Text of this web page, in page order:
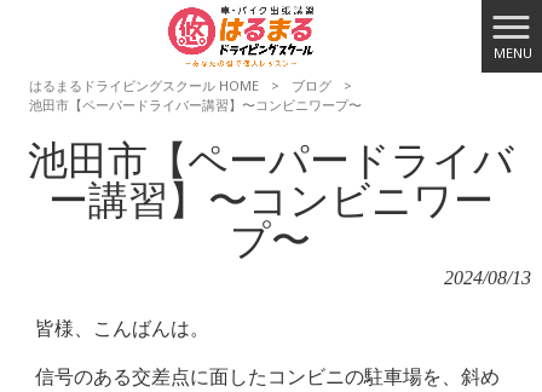
MENU
はるまるドライビングスクール HOME
> ブログ
>
池田市【ペーパードライバー講習】〜コンビニワープ〜
池田市【ペーパードライバ
ー講習】〜コンビニワー
プ〜
2024/08/13
皆様、こんばんは。
信号のある交差点に面したコンビニの駐車場を、斜め